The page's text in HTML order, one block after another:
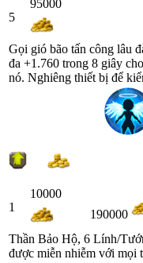
5
95000
Gọi gió bão tấn công lâu
đa +1.760 trong 8 giây
nó. Nghiêng thiết bị để
1
10000
190000
Thần Bảo Hộ, 6 Lính/
được miễn nhiễm với mọi